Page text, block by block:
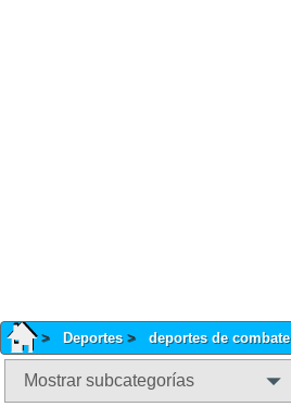
Deportes deportes de combate
Mostrar subcategorías